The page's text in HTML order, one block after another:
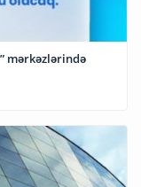
mərkəzlərində